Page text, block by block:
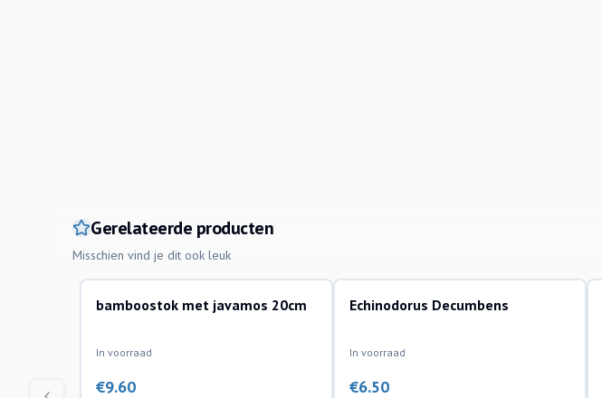
Gerelateerde producten
Misschien vind je dit ook leuk
aquariumplanten
bamboostok met javamos 20cm
In voorraad
€9.60
aquariumplanten
Echinodorus Decumbens
In voorraad
€6.50